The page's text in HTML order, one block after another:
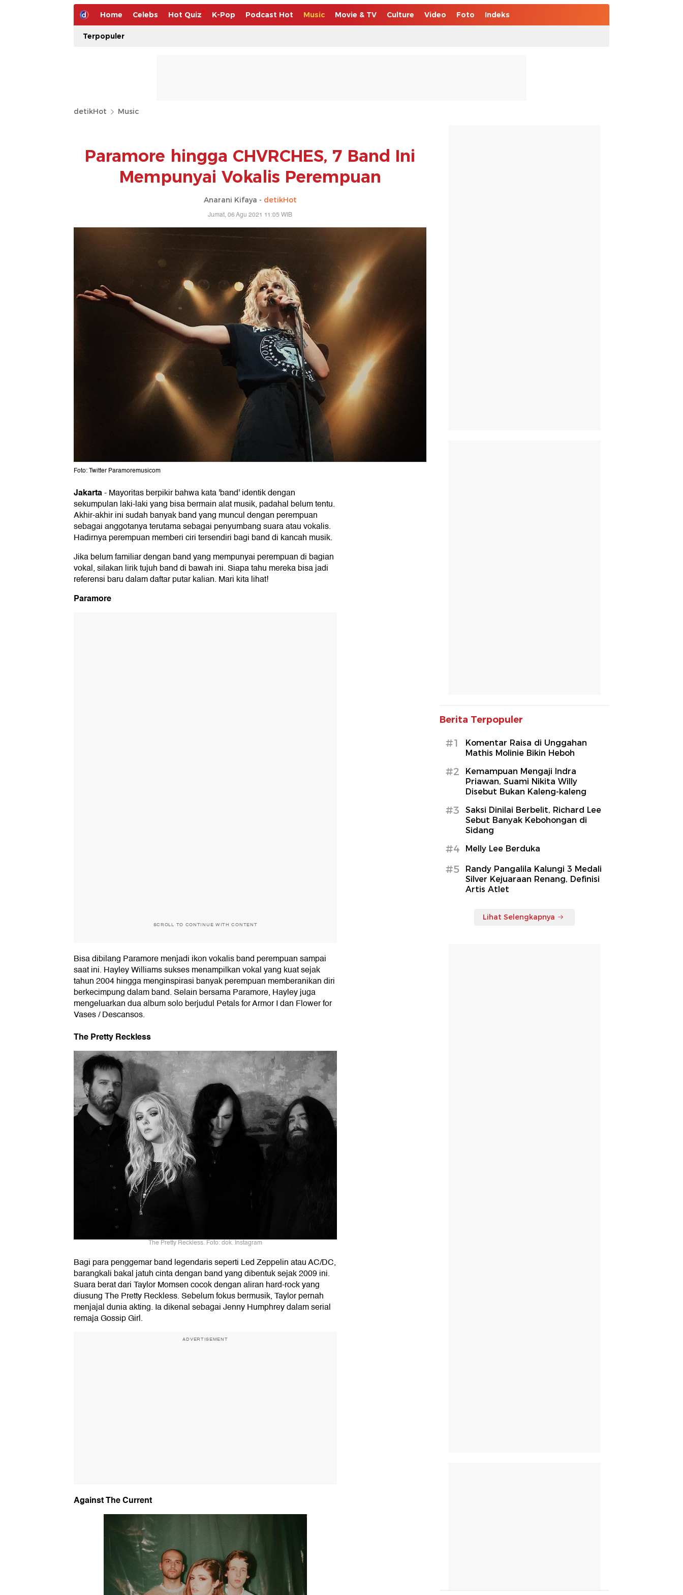
Home Celebs Hot Quiz K-Pop Podcast Hot Music Movie & TV Culture Video Foto Indeks
Terpopuler
detikHot Music
Paramore hingga CHVRCHES, 7 Band Ini
Mempunyai Vokalis Perempuan
Anarani Kifaya - detikHot
Jumat, 06 Agu 2021 11:05 WIB
Foto: Twitter Paramoremusicom
Jakarta-Mayoritas berpikir bahwa kata 'band' identik dengan
sekumpulan laki-laki yang bisa bermain alat musik, padahal belum tentu.
Akhir-akhir ini sudah banyak band yang muncul dengan perempuan
sebagai anggotanya terutama sebagai penyumbang suara atau vokalis.
Hadirnya perempuan memberi ciri tersendiri bagi band di kancah musik.
Jika belum familiar dengan band yang mempunyai perempuan di bagian
vokal, silakan lirik tujuh band di bawah ini. Siapa tahu mereka bisa jadi
referensi baru dalam daftar putar kalian. Mari kita lihat!
Paramore
SCROLL TO CONTINUE WITH CONTENT
Bisa dibilang Paramore menjadi ikon vokalis band perempuan sampai
saat ini. Hayley Williams sukses menampilkan vokal yang kuat sejak
tahun 2004 hingga menginspirasi banyak perempuan memberanikan diri
berkecimpung dalam band. Selain bersama Paramore, Hayley juga
mengeluarkan dua album solo berjudul Petals for Armor I dan Flower for
Vases / Descansos.
The Pretty Reckless
The Pretty Reckless. Foto: dok. Instagram
Bagi para penggemar band legendaris seperti Led Zeppelin atau AC/DC,
barangkali bakal jatuh cinta dengan band yang dibentuk sejak 2009 ini.
Suara berat dari Taylor Momsen cocok dengan aliran hard-rock yang
diusung The Pretty Reckless. Sebelum fokus bermusik, Taylor pernah
menjajal dunia akting. Ia dikenal sebagai Jenny Humphrey dalam serial
remaja Gossip Girl.
ADVERTISEMENT
Against The Current
Berita Terpopuler
#1
Komentar Raisa di Unggahan
Mathis Molinie Bikin Heboh
#2
Kemampuan Mengaji Indra
Priawan, Suami Nikita Willy
Disebut Bukan Kaleng-kaleng
#3
Saksi Dinilai Berbelit, Richard Lee
Sebut Banyak Kebohongan di
Sidang
#4 Melly Lee Berduka
#5
Randy Pangalila Kalungi 3 Medali
Silver Kejuaraan Renang, Definisi
Artis Atlet
Lihat Selengkapnya